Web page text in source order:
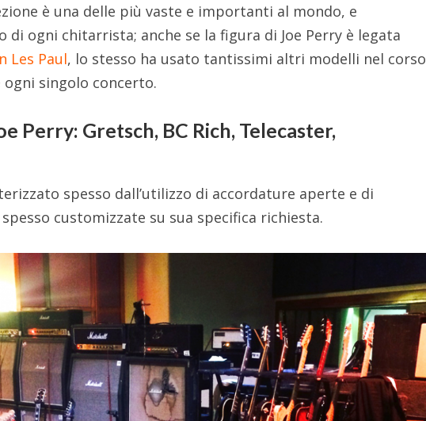
è una delle più vaste e importanti al mondo, e
di ogni chitarrista; anche se la figura di Joe Perry è legata
Les Paul, lo stesso ha usato tantissimi altri modelli nel corso
singolo concerto.
Perry: Gretsch, BC Rich, Telecaster,
spesso dall’utilizzo di accordature aperte e di
customizzate su sua specifica richiesta.